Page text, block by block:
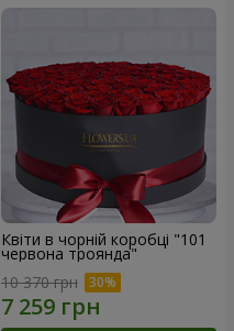
Квіти в чорній коробці "101
червона троянда"
10 370 грн